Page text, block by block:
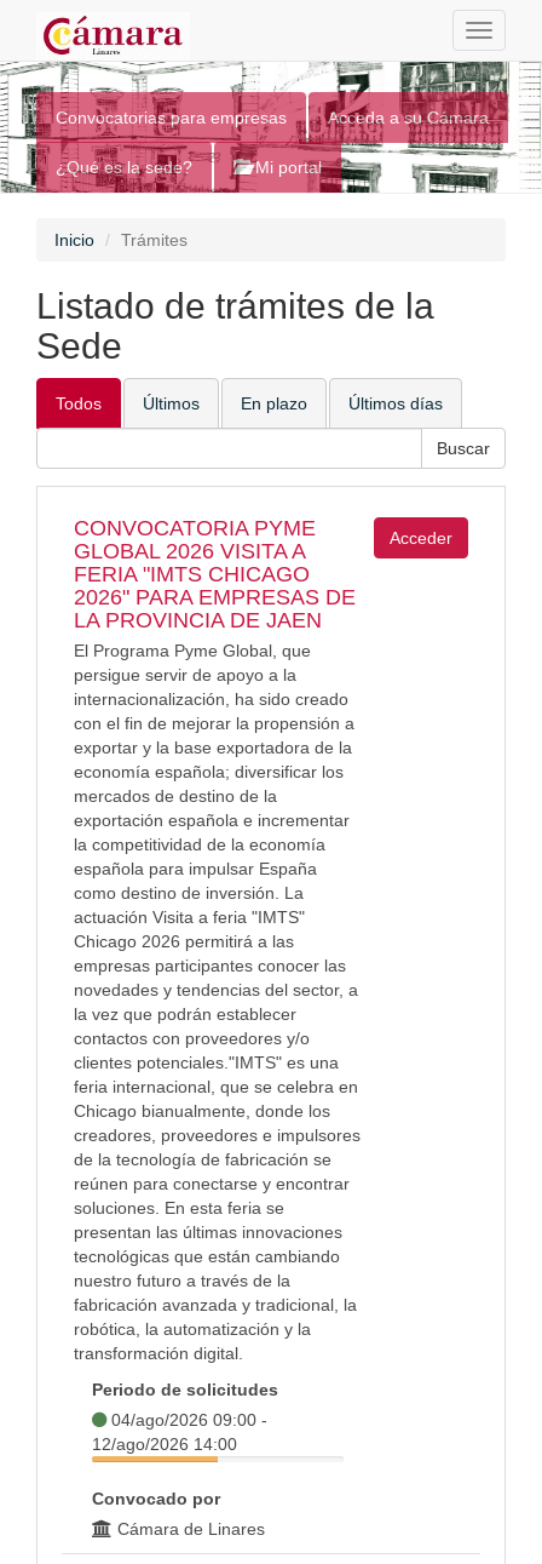
Toggle
Sede Electrónica
Convocatorias para empresas Acceda a su Cámara
¿Qué es la sede? Mi portal
Inicio Trámites
Listado de trámites de la
Sede
Todos Últimos En plazo Últimos días
CONVOCATORIA PYME
GLOBAL 2026 VISITA A
FERIA "IMTS CHICAGO
2026" PARA EMPRESAS DE
LA PROVINCIA DE JAEN
El Programa Pyme Global, que
persigue servir de apoyo a la
internacionalización, ha sido creado
con el fin de mejorar la propensión a
exportar y la base exportadora de la
economía española; diversificar los
mercados de destino de la
exportación española e incrementar
la competitividad de la economía
española para impulsar España
como destino de inversión. La
actuación Visita a feria "IMTS"
Chicago 2026 permitirá a las
empresas participantes conocer las
novedades y tendencias del sector, a
la vez que podrán establecer
contactos con proveedores y/o
clientes potenciales."IMTS" es una
feria internacional, que se celebra en
Chicago bianualmente, donde los
creadores, proveedores e impulsores
de la tecnología de fabricación se
reúnen para conectarse y encontrar
soluciones. En esta feria se
presentan las últimas innovaciones
tecnológicas que están cambiando
nuestro futuro a través de la
fabricación avanzada y tradicional, la
robótica, la automatización y la
transformación digital.
Periodo de solicitudes
04/ago/2026 09:00 -
12/ago/2026 14:00
Convocado por
Cámara de Linares
Acceder